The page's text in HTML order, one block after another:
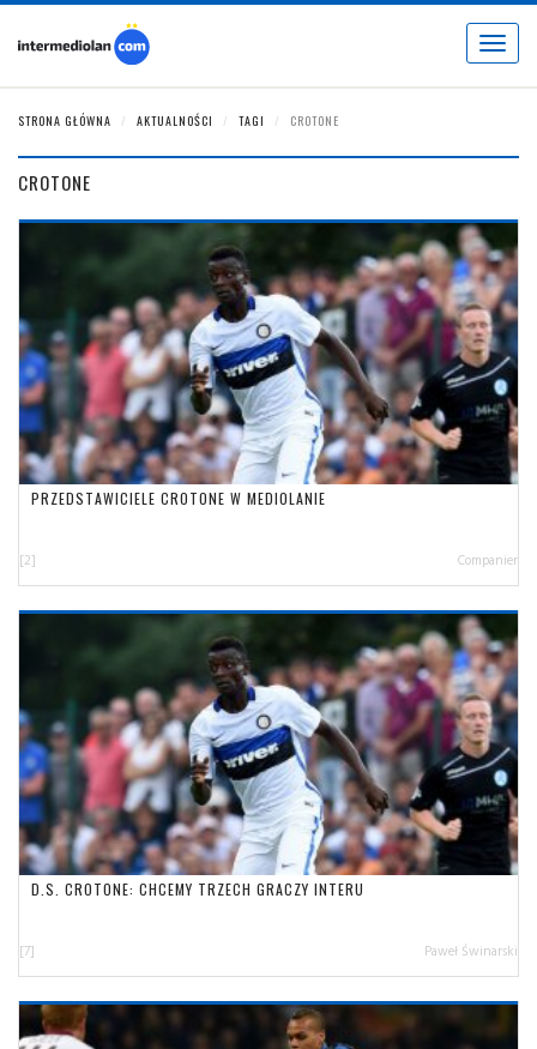
Toggle
STRONA GŁÓWNA AKTUALNOŚCI TAGI CROTONE
CROTONE
PRZEDSTAWICIELE CROTONE W MEDIOLANIE
[2] Companier
D.S. CROTONE: CHCEMY TRZECH GRACZY INTERU
[7] Paweł Świnarski